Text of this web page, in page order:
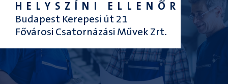
HELYSZÍNI ELLENŐR
Budapest Kerepesi út 21
Fővárosi Csatornázási Művek Zrt.